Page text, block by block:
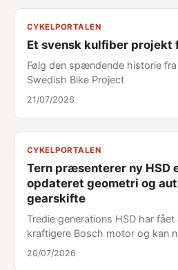
CYKELPORTALEN
Et svensk kulfiber
Følg den spændende historie
Swedish Bike Project
21/07/2026
CYKELPORTALEN
Tern præsenterer ny HSD
opdateret geometri og
gearskifte
Tredie generations HSD har
kraftigere Bosch motor og kan
20/07/2026